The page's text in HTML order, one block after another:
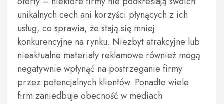
unikalnych cech ani korzyści płynących z ich
usług, co sprawia, że stają się mniej
konkurencyjne na rynku. Niezbyt atrakcyjne lub
nieaktualne materiały reklamowe również mogą
negatywnie wpłynąć na postrzeganie firmy
przez potencjalnych klientów. Ponadto wiele
firm zaniedbuje obecność w mediach